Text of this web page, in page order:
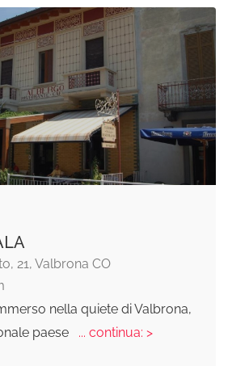
21, Valbrona CO
nella quiete di Valbrona,
paese
... continua: >